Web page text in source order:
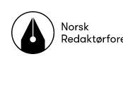
Til forsiden